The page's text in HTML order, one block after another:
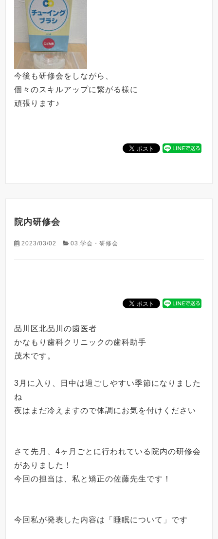
今後も研修会をしながら、
個々のスキルアップに繋がる様に
頑張ります♪
院内研修会
2023/03/02 03.学会・研修会
品川区北品川の歯医者
かなもり歯科クリニックの歯科助手
茂木です。
3月に入り、日中は過ごしやすい季節になりました
ね
夜はまだ冷えますので体調にお気を付けください
さて先月、4ヶ月ごとに行われている院内の研修会
がありました！
今回の担当は、私と矯正の佐藤先生です！
今回私が発表した内容は「睡眠について」です